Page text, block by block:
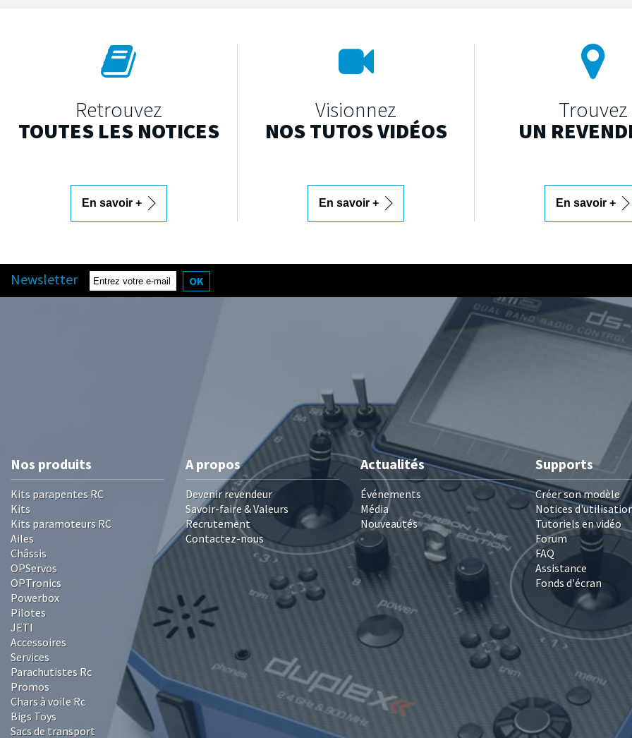
Retrouvez
TOUTES LES NOTICES
En savoir +
Visionnez
NOS TUTOS VIDÉOS
En savoir +
Trouvez
UN
En savoir +
Newsletter OK
Nos produits
Kits parapentes RC
Kits
Kits paramoteurs RC
Ailes
Châssis
OPServos
OPTronics
Powerbox
Pilotes
JETI
Accessoires
Services
Parachutistes Rc
Promos
Chars à voile Rc
Bigs Toys
Sacs de transport
A propos
Devenir revendeur
Savoir-faire & Valeurs
Recrutement
Contactez-nous
Actualités
Événements
Média
Nouveautés
Supports
Créer son modèle
Notices
Tutoriels en vidéo
Forum
FAQ
Assistance
Fonds d'écran